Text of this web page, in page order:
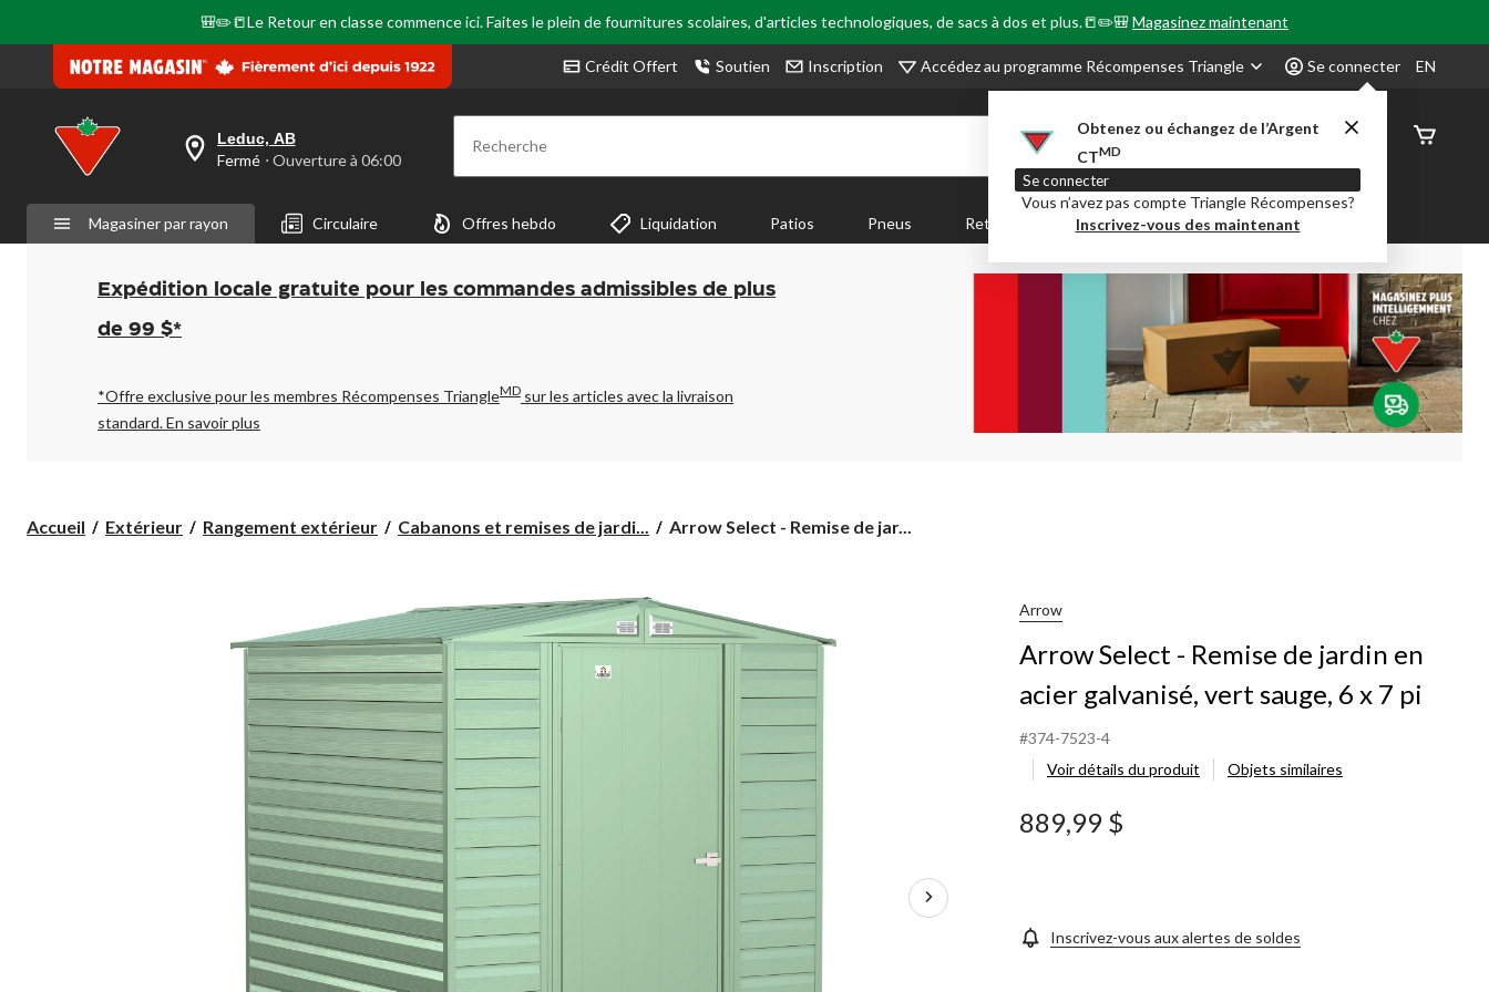
🎒✏️📒Le Retour en classe commence ici. Faites le plein de fournitures scolaires, d'articles technologiques, de sacs à dos et plus.📒✏️🎒Magasinez maintenant
Crédit Offert Soutien Inscription Accédez au programme Récompenses Triangle Se connecter
Obtenez ou échangez de l’Argent
CTMD
Se connecter
Vous n’avez pas compte Triangle Récompenses?
Inscrivez-vous des maintenant
EN
votre
est
Leduc,
AB,
Fermé,
Ouverture
à
pour
changer
Leduc, AB
Fermé ⋅ Ouverture à 06:00 Recherche
État de
Magasiner par rayon Circulaire Offres hebdo Liquidation Patios Pneus Retour en Classe Party City Centre-auto
Expédition locale gratuite pour les commandes admissibles de plus
de 99 $*
*Offre exclusive pour les membres Récompenses TriangleMD sur les articles avec la livraison
standard.En savoir plus
Accueil Extérieur Rangement extérieur Cabanons et remises de jardi...
Arrow
de
jardin
en
galvanisé,
Arrow Select - Remise de jar...
Arrow
Arrow Select - Remise de jardin en
acier galvanisé, vert sauge, 6 x 7 pi
#374-7523-4
Voir détails du produit
Objets similaires
889,99 $
Inscrivez-vous aux alertes de soldes